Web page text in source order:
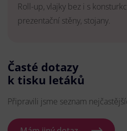
Roll-up, vlajky bez i s
prezentační stěny, stojany.
Časté dotazy
k tisku letáků
Připravili jsme seznam